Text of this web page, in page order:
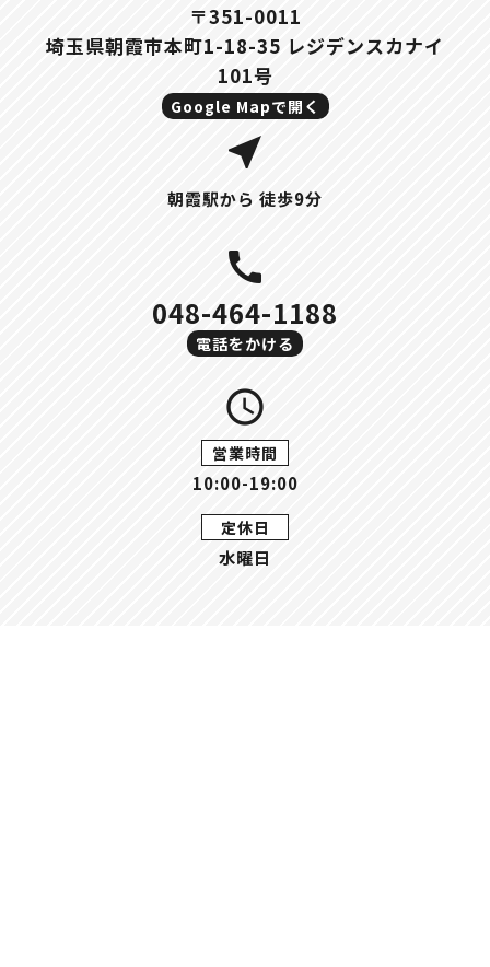
〒351-0011
埼玉県朝霞市本町1-18-35 レジデンスカナイ
101号
Google Mapで開く
near_me
朝霞駅から 徒歩9分
call
048-464-1188
電話をかける
query_builder
営業時間
10:00-19:00
定休日
水曜日